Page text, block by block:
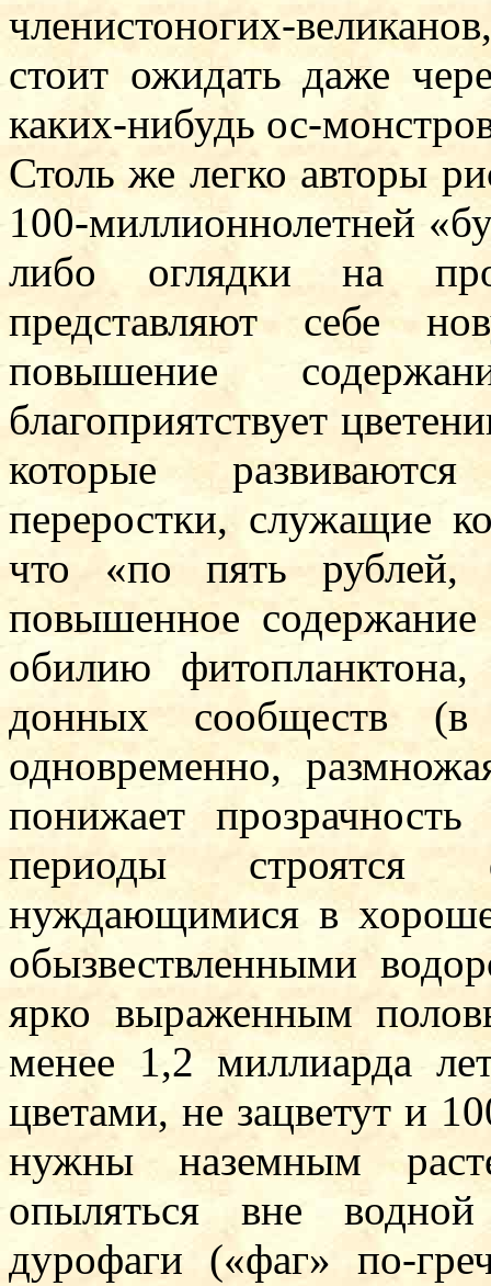
членистоногих-
стоит ожидать даже
каких-нибудь ос-
Столь же легко авторы
100-миллионнолетней
либо оглядки на
представляют себе
повышение
благоприятствует
которые
переростки, служащие
что «по пять
повышенное
обилию
донных сообществ
одновременно,
понижает
периоды строятся
нуждающимися в
обызвествленными
ярко выраженным
менее 1,2 миллиарда
цветами, не зацветут и
нужны наземным
опыляться вне
дурофаги («фаг» по-